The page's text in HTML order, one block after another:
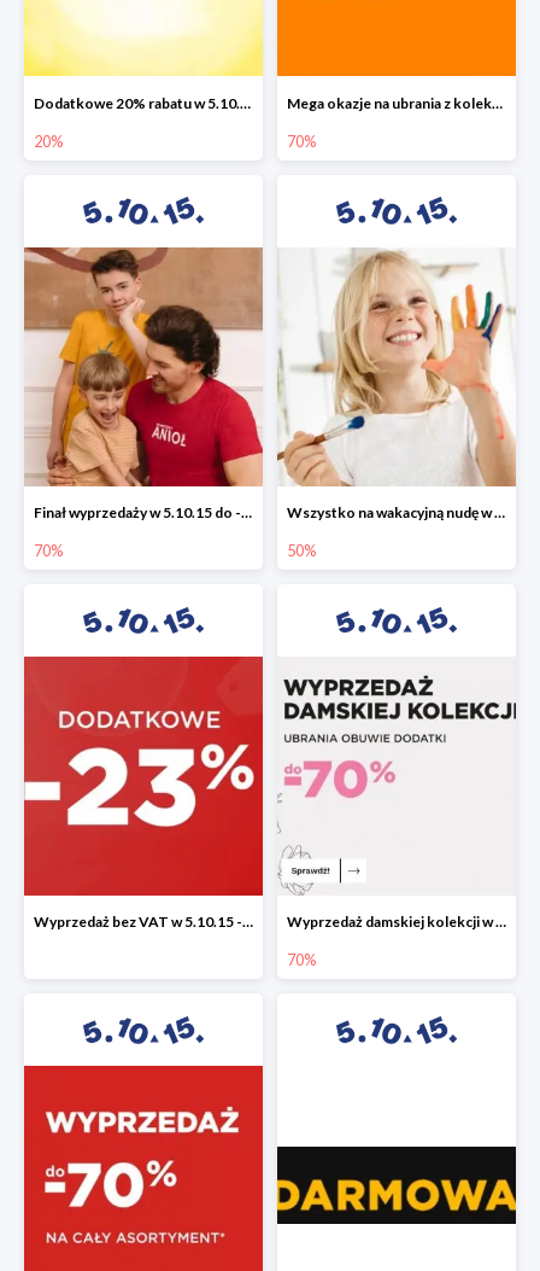
Dodatkowe 20% rabatu w 5.10.15
20%
Mega okazje na ubrania z kolekcji wiosna-lato do -70%
70%
Finał wyprzedaży w 5.10.15 do -70%
70%
Wszystko na wakacyjną nudę w 5.10.15 - gry i zabawki do -50%
50%
Wyprzedaż bez VAT w 5.10.15 - dodatkowe -23% rabatu Wyprzedaż damskiej kolekcji w 5.10.15 - ubrania, obuwie i dodatki do -70%
70%